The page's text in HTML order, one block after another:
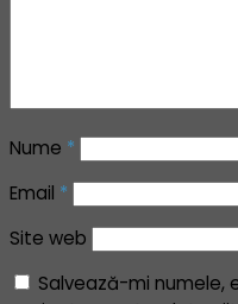
Nume *
Email *
Site web
Salvează-mi numele,